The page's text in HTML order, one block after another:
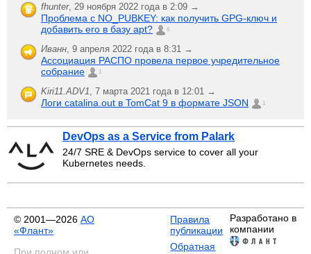
fhunter, 29 ноября 2022 года в 2:09 →
Проблема с NO_PUBKEY: как получить GPG-ключ и
добавить его в базу apt?
6
Иванн 9 апреля 2022 года в 8:31 →
Ассоциация РАСПО провела первое учредительное
собрание
1
Kiri11.ADV1 7 марта 2021 года в 12:01 →
Логи catalina.out в TomCat 9 в формате JSON 1
DevOps as a Service from Palark
24/7 SRE & DevOps service to cover all your
Kubernetes needs.
© 2001—2026 АО
«Флант»
При полном или
Правила
публикации
Обратная
Разработано в
компании